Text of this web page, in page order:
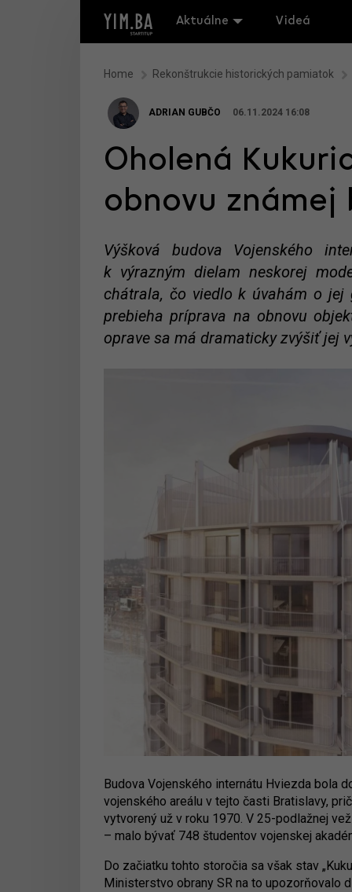
Aktuálne Videá
Home Rekonštrukcie historických pamiatok
ADRIAN GUBČO 06.11.2024 16:08
Oholená
obnovu známej
Výšková budova Vojenského
k výrazným dielam neskorej
chátrala, čo viedlo k úvahám o jej
prebieha príprava na obnovu
oprave sa má dramaticky zvýšiť jej
Budova Vojenského internátu Hviezda bola
vojenského areálu v tejto časti Bratislavy,
vytvorený už v roku 1970. V 25-podlažnej
– malo bývať 748 študentov vojenskej
Do začiatku tohto storočia sa však stav
Ministerstvo obrany SR na to upozorňovalo